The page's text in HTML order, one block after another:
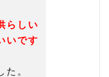
らしい
いです
た。